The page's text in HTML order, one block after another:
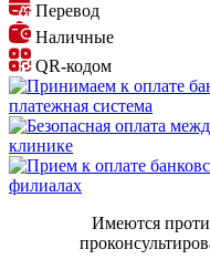
Перевод
Наличные
QR-кодом
Имеются